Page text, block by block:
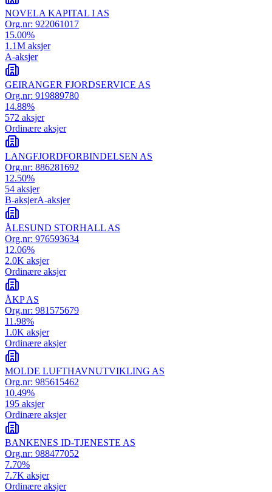
NOVELA KAPITAL I AS
Org.nr: 922061017
15.00%
1.1M aksjer
A-aksjer
GEIRANGER FJORDSERVICE AS
Org.nr: 919889780
14.88%
572 aksjer
Ordinære aksjer
LANGFJORDFORBINDELSEN AS
Org.nr: 886281692
12.50%
54 aksjer
B-aksjerA-aksjer
ÅLESUND STORHALL AS
Org.nr: 976593634
12.06%
2.0K aksjer
Ordinære aksjer
ÅKP AS
Org.nr: 981575679
11.98%
1.0K aksjer
Ordinære aksjer
MOLDE LUFTHAVNUTVIKLING AS
Org.nr: 985615462
10.49%
195 aksjer
Ordinære aksjer
BANKENES ID-TJENESTE AS
Org.nr: 988477052
7.70%
7.7K aksjer
Ordinære aksjer